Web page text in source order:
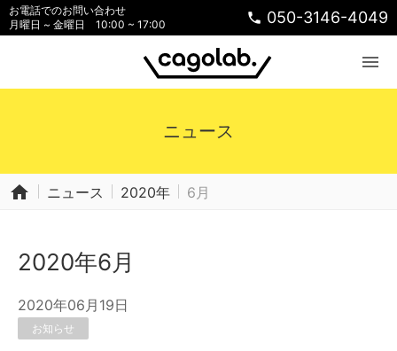
お電話でのお問い合わせ
月曜日 ~ 金曜日 10:00 ~ 17:00
phone 050-3146-4049
menu
ニュース
home ニュース 2020年 6月
2020年6月
2020年06月19日
お知らせ